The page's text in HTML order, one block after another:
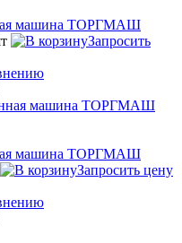
машина ТОРГМАШ
Запросить
машина ТОРГМАШ
Запросить цену